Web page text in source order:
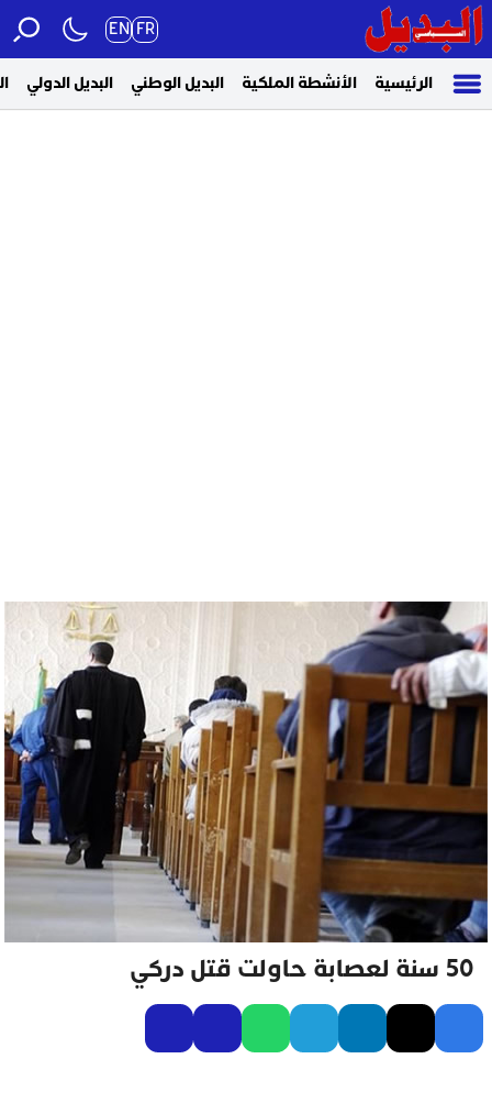
FR
EN
الرئيسية الأنشطة الملكية البديل الوطني البديل الدولي
50 سنة لعصابة حاولت قتل دركي